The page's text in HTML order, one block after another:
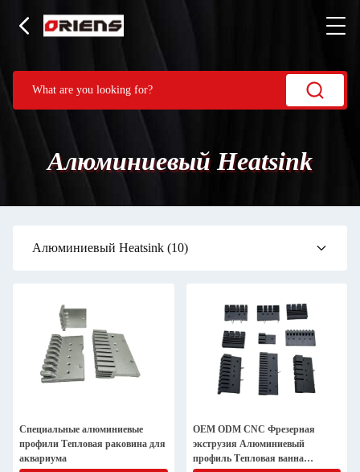
Алюминиевый Heatsink
Алюминиевый Heatsink (10)
Специальные алюминиевые
профили Тепловая раковина для
аквариума
OEM ODM CNC Фрезерная
экструзия Алюминиевый
профиль Тепловая ванна